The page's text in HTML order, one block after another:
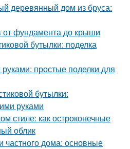
деревянный дом из бруса:
от фундамента до крыши
бутылки: поделка
простые поделки для
бутылки:
руками
стиле: как остроконечные
облик
частного дома: основные